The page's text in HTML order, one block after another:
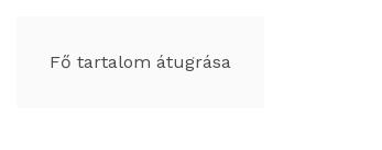
Fő tartalom átugrása